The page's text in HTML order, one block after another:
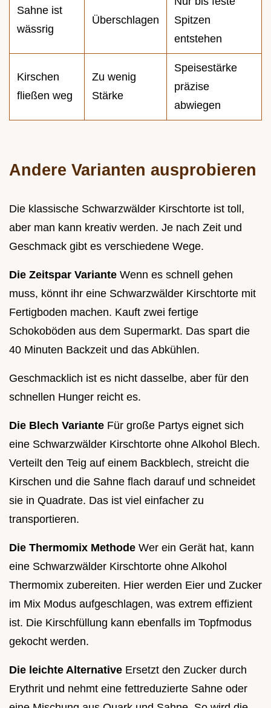
Sahne ist
wässrig
Überschlagen
Spitzen
entstehen
Kirschen
fließen weg
Zu wenig
Stärke
Speisestärke
präzise
abwiegen
Andere Varianten ausprobieren
Die klassische Schwarzwälder Kirschtorte ist toll,
aber man kann kreativ werden. Je nach Zeit und
Geschmack gibt es verschiedene Wege.
Die Zeitspar Variante Wenn es schnell gehen
muss, könnt ihr eine Schwarzwälder Kirschtorte mit
Fertigboden machen. Kauft zwei fertige
Schokoböden aus dem Supermarkt. Das spart die
40 Minuten Backzeit und das Abkühlen.
Geschmacklich ist es nicht dasselbe, aber für den
schnellen Hunger reicht es.
Die Blech Variante Für große Partys eignet sich
eine Schwarzwälder Kirschtorte ohne Alkohol Blech.
Verteilt den Teig auf einem Backblech, streicht die
Kirschen und die Sahne flach darauf und schneidet
sie in Quadrate. Das ist viel einfacher zu
transportieren.
Die Thermomix Methode Wer ein Gerät hat, kann
eine Schwarzwälder Kirschtorte ohne Alkohol
Thermomix zubereiten. Hier werden Eier und Zucker
im Mix Modus aufgeschlagen, was extrem effizient
ist. Die Kirschfüllung kann ebenfalls im Topfmodus
gekocht werden.
Die leichte Alternative Ersetzt den Zucker durch
Erythrit und nehmt eine fettreduzierte Sahne oder